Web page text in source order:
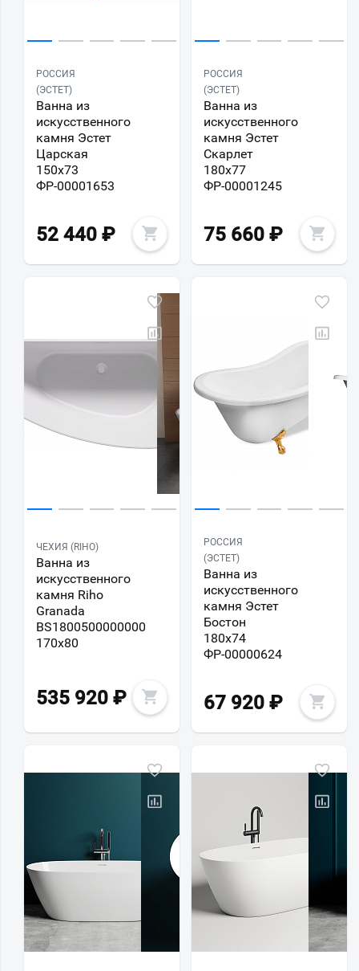
РОССИЯ
(ЭСТЕТ)
Ванна из
искусственного
камня Эстет
Царская
150x73
ФР-00001653
52 440 ₽
РОССИЯ
(ЭСТЕТ)
Ванна из
искусственного
камня Эстет
Скарлет
180x77
ФР-00001245
75 660 ₽
ЧЕХИЯ (RIHO)
Ванна из
искусственного
камня Riho
Granada
BS1800500000000
170x80
535 920 ₽
РОССИЯ
(ЭСТЕТ)
Ванна из
искусственного
камня Эстет
Бостон
180x74
ФР-00000624
67 920 ₽